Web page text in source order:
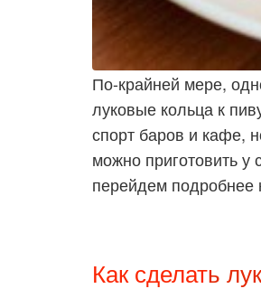
По-крайней мере,
луковые кольца к
спорт баров и кафе,
можно приготовить
перейдем подробнее
Как сделать